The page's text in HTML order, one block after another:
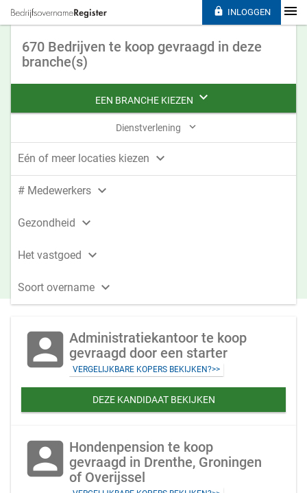
670 Bedrijven te koop gevraagd in deze
branche(s)
EEN BRANCHE KIEZEN 
Dienstverlening 
Eén of meer locaties kiezen 
# Medewerkers 
Gezondheid 
Het vastgoed 
Soort overname 
account_box Administratiekantoor te koop
gevraagd door een starter
VERGELIJKBARE KOPERS BEKIJKEN?>>
DEZE KANDIDAAT BEKIJKEN
account_box Hondenpension te koop
gevraagd in Drenthe, Groningen
of Overijssel
 INLOGGEN